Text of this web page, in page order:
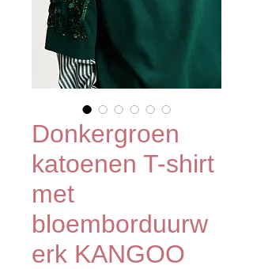
Donkergroen
katoenen T-shirt
met
bloemborduurw
erk KANGOO